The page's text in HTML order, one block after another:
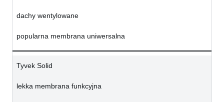
dachy wentylowane
popularna membrana uniwersalna
Tyvek Solid
lekka membrana funkcyjna